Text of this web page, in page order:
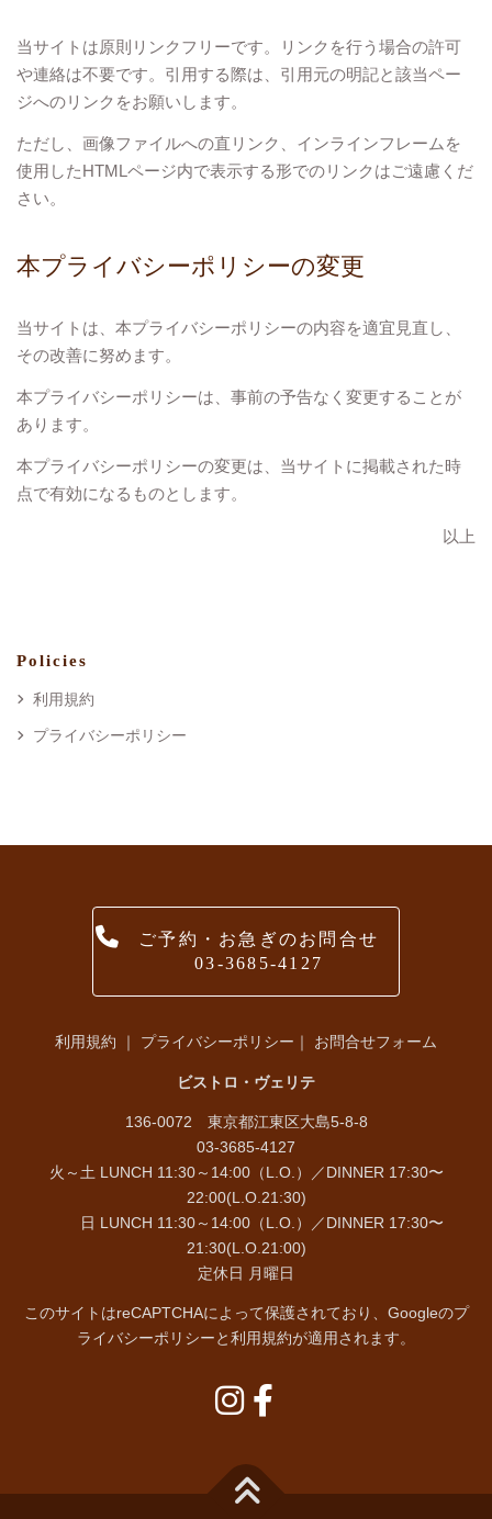
当サイトは原則リンクフリーです。リンクを行う場合の許可
や連絡は不要です。引用する際は、引用元の明記と該当ペー
ジへのリンクをお願いします。
ただし、画像ファイルへの直リンク、インラインフレームを
使用したHTMLページ内で表示する形でのリンクはご遠慮くだ
さい。
本プライバシーポリシーの変更
当サイトは、本プライバシーポリシーの内容を適宜見直し、
その改善に努めます。
本プライバシーポリシーは、事前の予告なく変更することが
あります。
本プライバシーポリシーの変更は、当サイトに掲載された時
点で有効になるものとします。
以上
Policies
利用規約
プライバシーポリシー
ご予約・お急ぎのお問合せ
03-3685-4127
利用規約 ｜ プライバシーポリシー ｜ お問合せフォーム
ビストロ・ヴェリテ
136-0072 東京都江東区大島5-8-8
03-3685-4127
火～土 LUNCH 11:30～14:00（L.O.）／DINNER 17:30〜
22:00(L.O.21:30)
日 LUNCH 11:30～14:00（L.O.）／DINNER 17:30〜
21:30(L.O.21:00)
定休日 月曜日
このサイトはreCAPTCHAによって保護されており、Googleのプ
ライバシーポリシーと利用規約が適用されます。